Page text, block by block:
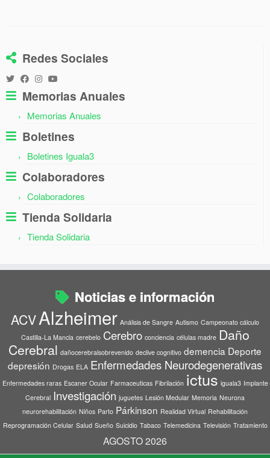
Redes Sociales
Memorias Anuales
Memorias Anuales
Boletines
Boletines Iguala3
Colaboradores
Colaboradores
Tienda Solidaria
Tienda Solidaria
Noticias e información
ACVAlzheimer Análisis de Sangre Autismo Campeonato cálculo
Castilla-La Mancla cerebelo Cerebro conciencia células madre Daño
Cerebral dañocerebralsobrevenido declive cognitivo demencia Deporte
depresión Drogas ELA Enfermedades Neurodegenerativas
Enfermedades raras Escaner Ocular Farmaceuticas Fibrilación ictus iguala3 Implante
Cerebral Investigación juguetes Lesión Medular Memoria Neurona
neurorehabilitación Niños Parto Párkinson Realidad Virtual Rehabilitación
Reprogramación Celular Salud Sueño Suicidio Tabaco Telemedicina Televisión Tratamiento
AGOSTO 2026